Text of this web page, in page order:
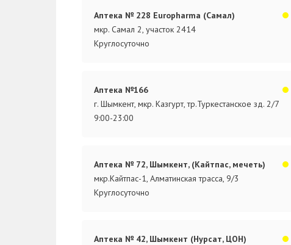
Аптека № 228 Europharma (Самал)
мкр. Самал 2, участок 2414
Круглосуточно
Аптека №166
г. Шымкент, мкр. Казгурт, тр.Туркестанское зд. 2/7
9:00-23:00
Аптека № 72, Шымкент, (Кайтпас, мечеть)
мкр.Кайтпас-1, Алматинская трасса, 9/3
Круглосуточно
Аптека № 42, Шымкент (Нурсат, ЦОН)